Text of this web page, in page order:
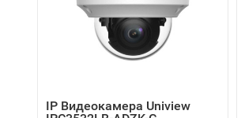
IP Видеокамера Uniview